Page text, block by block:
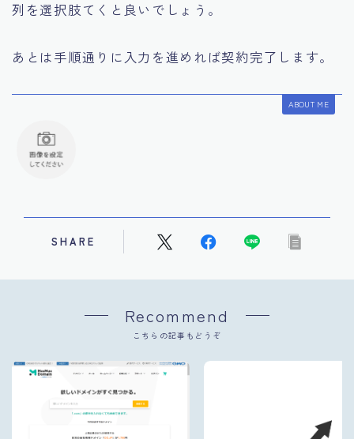
列を選択肢てくと良いでしょう。
あとは手順通りに入力を進めれば契約完了します。
ABOUT ME
SHARE
Recommend
こちらの記事もどうぞ